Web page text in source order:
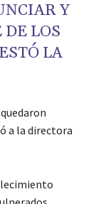
Y
LOS
LA
a la directora